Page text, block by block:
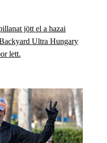
jött el a hazai
Ultra Hungary
lett.